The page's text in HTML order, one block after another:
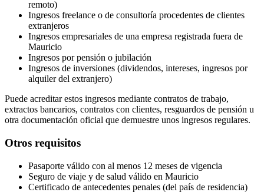
remoto)
Ingresos freelance o de consultoría procedentes de clientes
extranjeros
Ingresos empresariales de una empresa registrada fuera de
Mauricio
Ingresos por pensión o jubilación
Ingresos de inversiones (dividendos, intereses, ingresos por
alquiler del extranjero)
Puede acreditar estos ingresos mediante contratos de trabajo,
extractos bancarios, contratos con clientes, resguardos de pensión u
otra documentación oficial que demuestre unos ingresos regulares.
Otros requisitos
Pasaporte válido con al menos 12 meses de vigencia
Seguro de viaje y de salud válido en Mauricio
Certificado de antecedentes penales (del país de residencia)